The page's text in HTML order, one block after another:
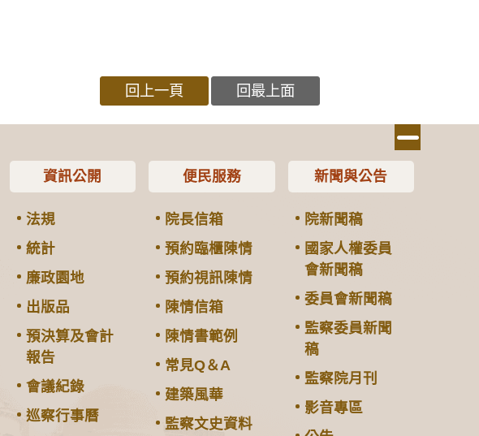
回上一頁 回最上面
資訊公開
法規
統計
廉政園地
出版品
預決算及會計
報告
會議紀錄
巡察行事曆
便民服務
院長信箱
預約臨櫃陳情
預約視訊陳情
陳情信箱
陳情書範例
常見Q＆A
建築風華
監察文史資料
新聞與公告
院新聞稿
國家人權委員
會新聞稿
委員會新聞稿
監察委員新聞
稿
監察院月刊
影音專區